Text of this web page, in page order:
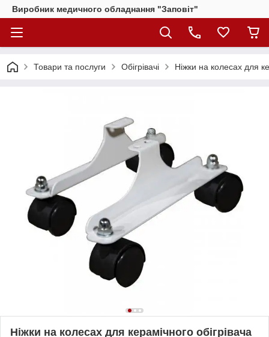
Виробник медичного обладнання "Заповіт"
Товари та послуги Обігрівачі Ніжки на колесах для
Ніжки на колесах для керамічного обігрівача